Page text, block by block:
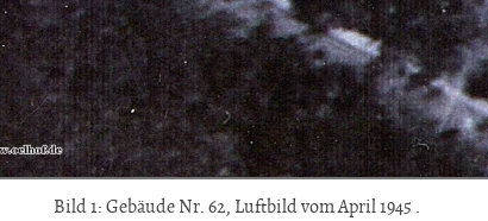
Bild 1: Gebäude Nr. 62, Luftbild vom April 1945 .